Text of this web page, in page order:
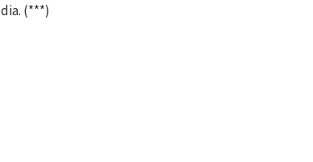
(***)